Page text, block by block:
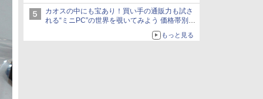
円、水平周波数24.8kHz対応の17型モニターが
9,801円、暑さ指数連動セール ほか
カオスの中にも宝あり！買い手の通販力も試さ
れる“ミニPC”の世界を覗いてみよう 価格帯別に
仕様や特徴を整理、11製品をピックアップ text
もっと見る